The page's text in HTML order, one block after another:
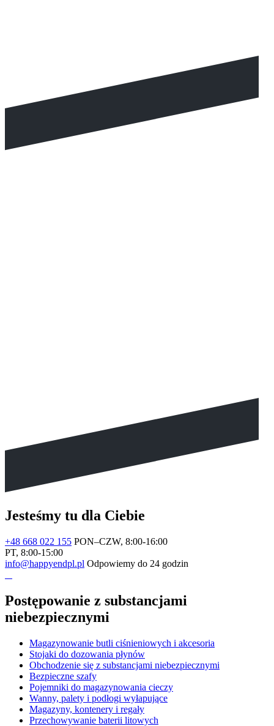
Jesteśmy tu dla Ciebie
+48 668 022 155 PON–CZW, 8:00-16:00
PT, 8:00-15:00
info@happyendpl.pl Odpowiemy do 24 godzin
Postępowanie z substancjami
niebezpiecznymi
Magazynowanie butli ciśnieniowych i akcesoria
Stojaki do dozowania płynów
Obchodzenie się z substancjami niebezpiecznymi
Bezpieczne szafy
Pojemniki do magazynowania cieczy
Wanny, palety i podłogi wyłapujące
Magazyny, kontenery i regały
Przechowywanie baterii litowych